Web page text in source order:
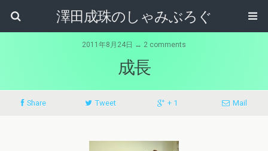
澤田成珠のしゃみぶろぐ
2011年8月24日 ↔ 2 comments
成長
Share Tweet + 1 Mail